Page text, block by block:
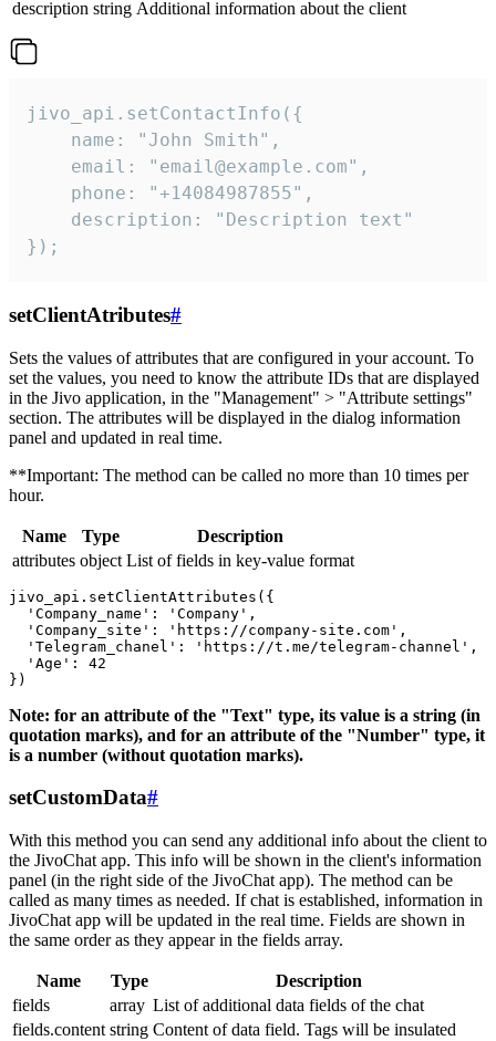
description string Additional information about the client
jivo_api.setContactInfo({
    name: "John Smith",
    email: "email@example.com",
    phone: "+14084987855",
    description: "Description text"
});
setClientAtributes#
Sets the values ​​of attributes that are configured in your account. To
set the values, you need to know the attribute IDs that are displayed
in the Jivo application, in the "Management" > "Attribute settings"
section. The attributes will be displayed in the dialog information
panel and updated in real time.
**Important: The method can be called no more than 10 times per
hour.
Name Type
Description
attributes object List of fields in key-value format
jivo_api.setClientAttributes({
  'Company_name': 'Company',
  'Company_site': 'https://company-site.com',
  'Telegram_chanel': 'https://t.me/telegram-channel',
  'Age': 42
Note: for an attribute of the "Text" type, its value is a string (in
quotation marks), and for an attribute of the "Number" type, it
is a number (without quotation marks).
setCustomData#
With this method you can send any additional info about the client to
the JivoChat app. This info will be shown in the client's information
panel (in the right side of the JivoChat app). The method can be
called as many times as needed. If chat is established, information in
JivoChat app will be updated in the real time. Fields are shown in
the same order as they appear in the fields array.
Name Type
Description
fields
array List of additional data fields of the chat
fields.content string Content of data field. Tags will be insulated